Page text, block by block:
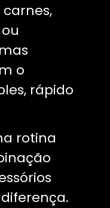
o
rápido
rotina